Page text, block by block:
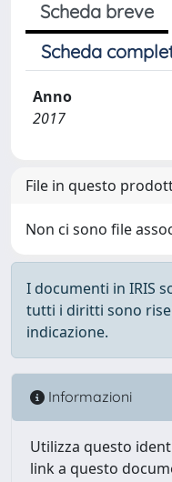
Scheda breve
Scheda
Anno
2017
File in questo
Non ci sono file
I documenti in IRIS
tutti i diritti sono
indicazione.
Informazioni
Utilizza questo
link a questo